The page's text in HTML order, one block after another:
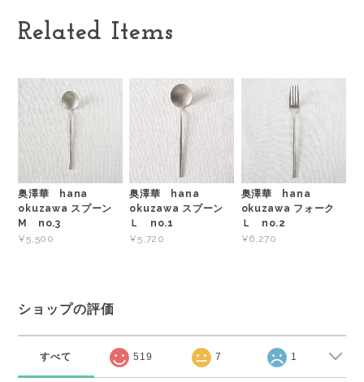
Related Items
奥澤華 hana
okuzawa スプーン
M no.3
¥5,500
奥澤華 hana
okuzawa スプーン
Ｌ no.1
¥5,720
奥澤華 hana
okuzawa フォーク
Ｌ no.2
¥6,270
ショップの評価
すべて 519 7 1